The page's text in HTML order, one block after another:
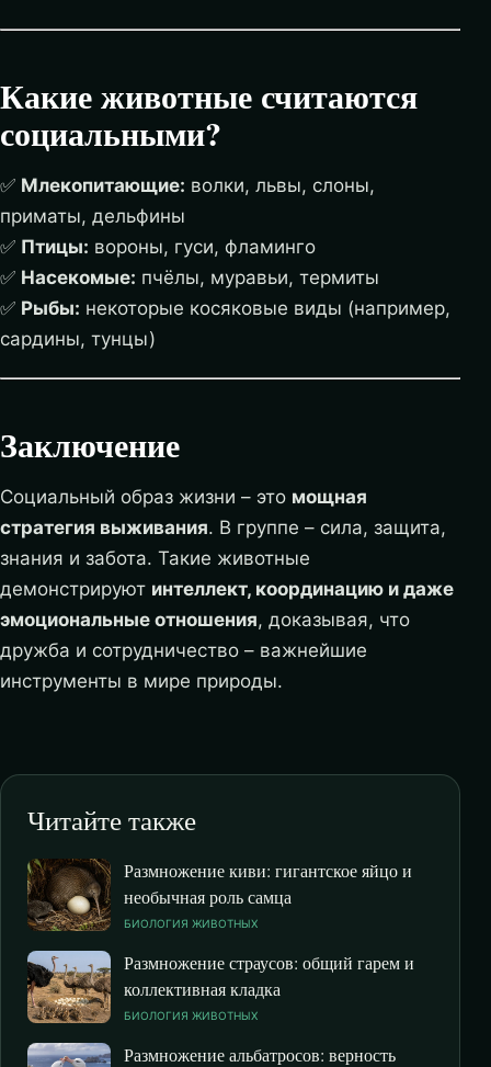
Какие животные считаются
социальными?
✅ Млекопитающие: волки, львы, слоны,
приматы, дельфины
✅ Птицы: вороны, гуси, фламинго
✅ Насекомые: пчёлы, муравьи, термиты
✅ Рыбы: некоторые косяковые виды (например,
сардины, тунцы)
Заключение
Социальный образ жизни – это мощная
стратегия выживания. В группе – сила, защита,
знания и забота. Такие животные
демонстрируют интеллект, координацию и даже
эмоциональные отношения, доказывая, что
дружба и сотрудничество – важнейшие
инструменты в мире природы.
Читайте также
Размножение киви: гигантское яйцо и
необычная роль самца
БИОЛОГИЯ ЖИВОТНЫХ
Размножение страусов: общий гарем и
коллективная кладка
БИОЛОГИЯ ЖИВОТНЫХ
Размножение альбатросов: верность